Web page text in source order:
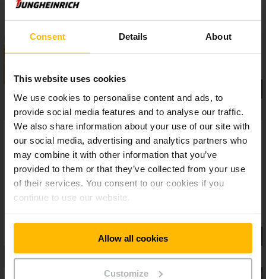
Consent Details About
This website uses cookies
We use cookies to personalise content and ads, to
provide social media features and to analyse our traffic.
We also share information about your use of our site with
our social media, advertising and analytics partners who
may combine it with other information that you’ve
provided to them or that they’ve collected from your use
of their services. You consent to our cookies if you
continue to use our website.
Allow all cookies
Customize